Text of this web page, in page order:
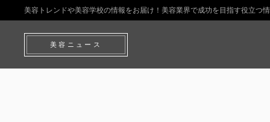
美容トレンドや美容学校の情報をお届け！美容業界で成功を目指す役立つ
美容ニュース